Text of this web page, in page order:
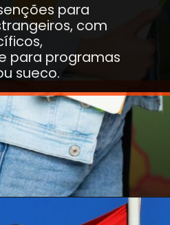
para
com
para programas
sueco.